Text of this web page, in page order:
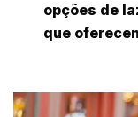
opções de
que